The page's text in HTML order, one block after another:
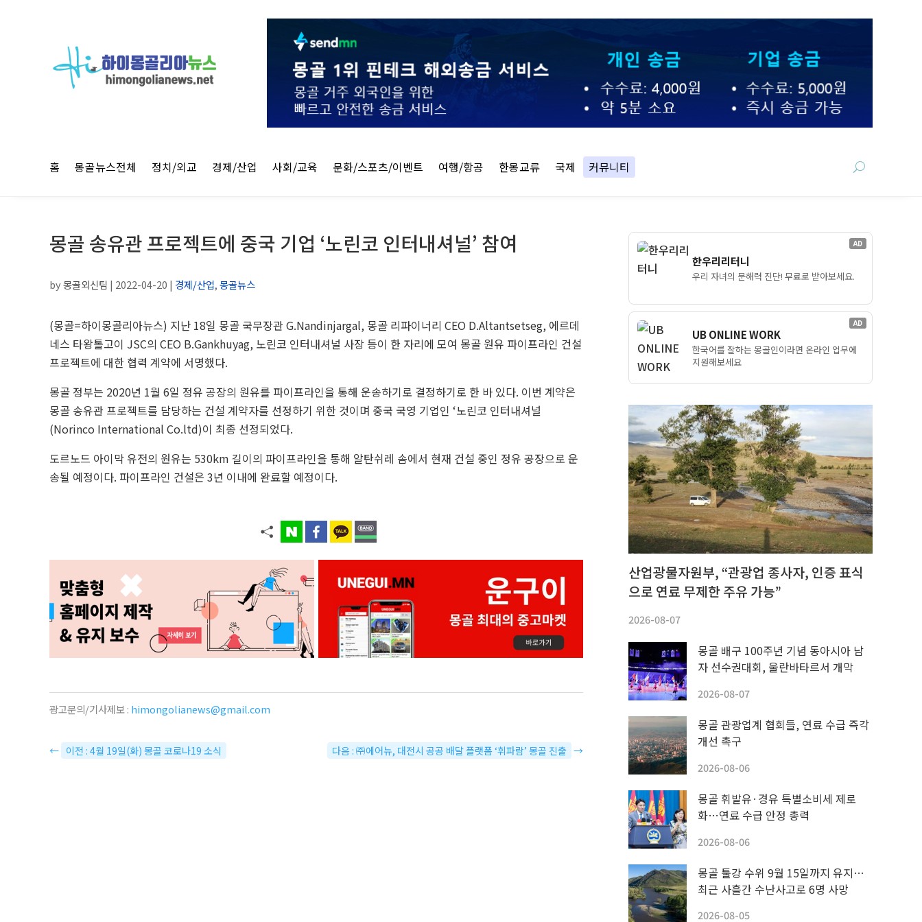
홈 몽골뉴스전체 정치/외교 경제/산업 사회/교육 문화/스포츠/이벤트 여행/항공 한몽교류 국제 커뮤니티
몽골 송유관 프로젝트에 중국 기업 ‘노린코 인터내셔널’ 참여
by몽골외신팀 | 2022-04-20 | 경제/산업,몽골뉴스
(몽골=하이몽골리아뉴스) 지난 18일 몽골 국무장관 G.Nandinjargal, 몽골 리파이너리 CEO D.Altantsetseg, 에르데
네스 타왕톨고이 JSC의 CEO B.Gankhuyag, 노린코 인터내셔널 사장 등이 한 자리에 모여 몽골 원유 파이프라인 건설
프로젝트에 대한 협력 계약에 서명했다.
몽골 정부는 2020년 1월 6일 정유 공장의 원유를 파이프라인을 통해 운송하기로 결정하기로 한 바 있다. 이번 계약은
몽골 송유관 프로젝트를 담당하는 건설 계약자를 선정하기 위한 것이며 중국 국영 기업인 ‘노린코 인터내셔널
(Norinco International Co.ltd)이 최종 선정되었다.
도르노드 아이막 유전의 원유는 530km 길이의 파이프라인을 통해 알탄쉬레 솜에서 현재 건설 중인 정유 공장으로 운
송될 예정이다. 파이프라인 건설은 3년 이내에 완료할 예정이다.
광고문의/기사제보 : himongolianews@gmail.com
← 이전 : 4월 19일(화) 몽골 코로나19 소식 다음 : ㈜에어뉴, 대전시 공공 배달 플랫폼 ‘휘파람’ 몽골 진출 →
AD
한우리리터니
우리 자녀의 문해력 진단! 무료로 받아보세요.
AD
UB ONLINE WORK
한국어를 잘하는 몽골인이라면 온라인 업무에
지원해보세요
산업광물자원부, “관광업 종사자, 인증 표식
으로 연료 무제한 주유 가능”
2026-08-07
몽골 배구 100주년 기념 동아시아 남
자 선수권대회, 울란바타르서 개막
2026-08-07
몽골 관광업계 협회들, 연료 수급 즉각
개선 촉구
2026-08-06
몽골 휘발유·경유 특별소비세 제로
화…연료 수급 안정 총력
2026-08-06
몽골 툴강 수위 9월 15일까지 유지…
최근 사흘간 수난사고로 6명 사망
2026-08-05